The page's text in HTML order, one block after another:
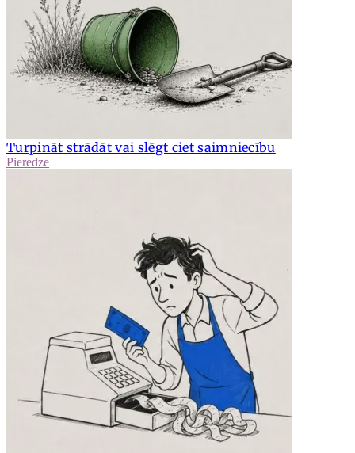
Turpināt strādāt vai slēgt ciet saimniecību
Pieredze